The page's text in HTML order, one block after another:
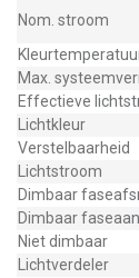
Nom. stroom
Max.
Effectieve
Lichtkleur
Verstelbaarheid
Lichtstroom
Dimbaar
Dimbaar
Niet dimbaar
Lichtverdeler